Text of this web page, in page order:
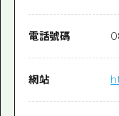
電話號碼
網站